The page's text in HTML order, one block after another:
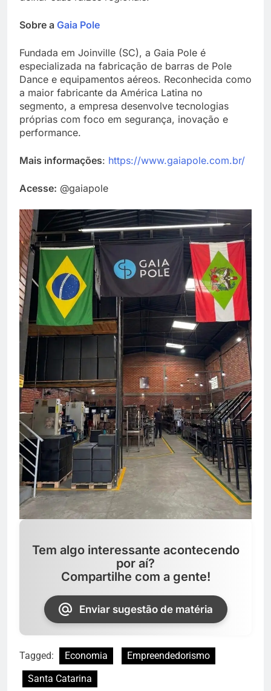
Sobre a Gaia Pole
Fundada em Joinville (SC), a Gaia Pole é
especializada na fabricação de barras de Pole
Dance e equipamentos aéreos. Reconhecida como
a maior fabricante da América Latina no
segmento, a empresa desenvolve tecnologias
próprias com foco em segurança, inovação e
performance.
Mais informações: https://www.gaiapole.com.br/
Acesse: @gaiapole
Tem algo interessante acontecendo
por aí?
Compartilhe com a gente!
Enviar sugestão de matéria
Tagged: Economia
Empreendedorismo
Santa Catarina